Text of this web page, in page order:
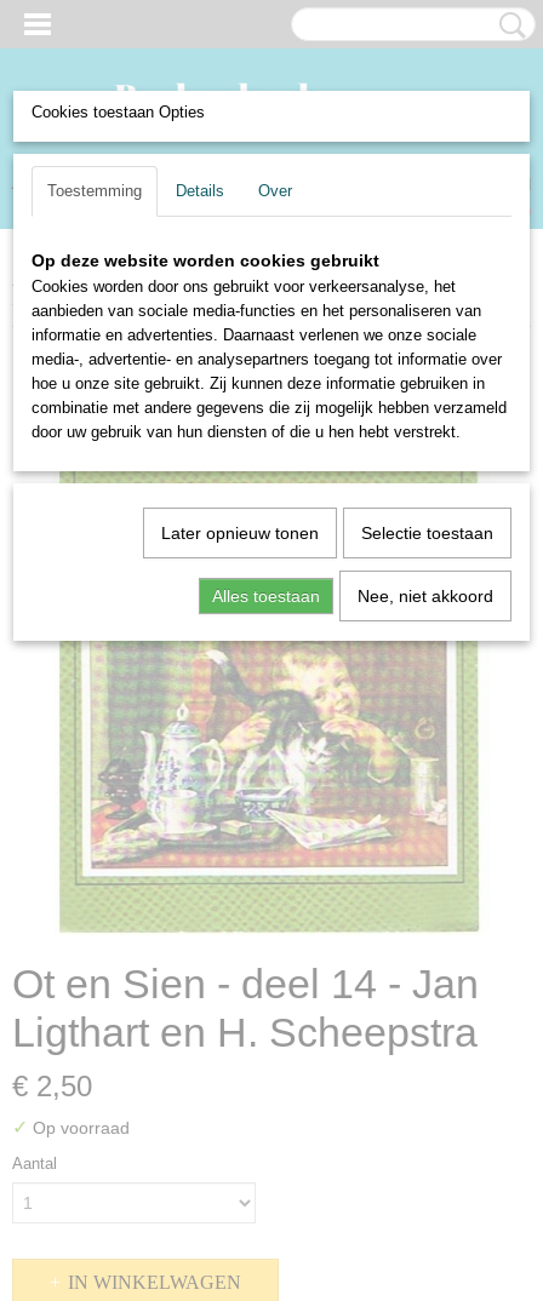
Inloggen Registreren
(0)
Home>Boeken en Strips> Boeken>Kinderboeken>Ot en Sien - deel 14
- Jan Ligthart en H. Scheepstra
Ot en Sien - deel 14 - Jan
Ligthart en H. Scheepstra
€ 2,50
✓ Op voorraad
Aantal
IN WINKELWAGEN
Cookies toestaan Opties
Toestemming Details Over
Op deze website worden cookies gebruikt
Cookies worden door ons gebruikt voor verkeersanalyse, het
aanbieden van sociale media-functies en het personaliseren van
informatie en advertenties. Daarnaast verlenen we onze sociale
media-, advertentie- en analysepartners toegang tot informatie over
hoe u onze site gebruikt. Zij kunnen deze informatie gebruiken in
combinatie met andere gegevens die zij mogelijk hebben verzameld
door uw gebruik van hun diensten of die u hen hebt verstrekt.
Later opnieuw tonen Selectie toestaan
Alles toestaan Nee, niet akkoord